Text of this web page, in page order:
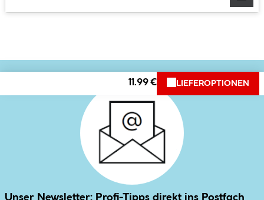
11.99 € LIEFEROPTIONEN
Unser Newsletter: Profi-Tipps direkt ins Postfach